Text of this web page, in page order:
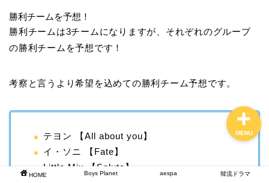
勝利チームを予想！
勝利チームは3チームになりますが、それぞれのグループ
の勝利チームを予想です！
考察と言うより希望を込めての勝利チーム予想です。
テヨン 【All about you】
イ・ソニ 【Fate】
Little Mix 【Salute】
HOME Boys Planet aespa 韓流ドラマ
MENU
aespa